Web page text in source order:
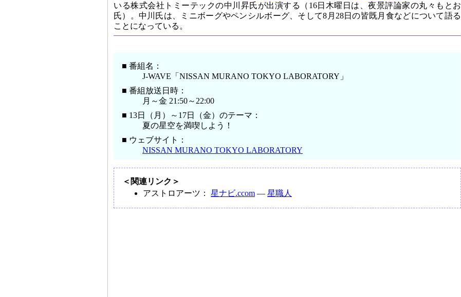
いる株式会社トミーテックの中川昇氏が出演する（16日木曜日は、夜景評論家の丸々もとお
氏）。中川氏は、ミニボーグやペンシルボーグ、そして8月28日の皆既月食などについて語る
ことになっている。
■ 番組名：
J-WAVE「NISSAN MURANO TOKYO LABORATORY」
■ 番組放送日時：
月～金 21:50～22:00
■ 13日（月）～17日（金）のテーマ：
夏の星空を満喫しよう！
■ ウェブサイト：
NISSAN MURANO TOKYO LABORATORY
＜関連リンク＞
アストロアーツ： 星ナビ.ccom ― 星職人